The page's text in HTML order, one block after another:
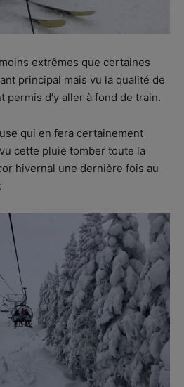
extrêmes que certaines
principal mais vu la qualité de
permis d’y aller à fond de train.
qui en fera certainement
cette pluie tomber toute la
hivernal une dernière fois au